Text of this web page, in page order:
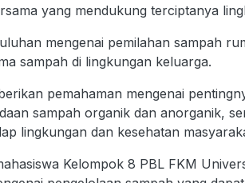
yang mendukung terciptanya
mengenai pemilahan sampah
sampah di lingkungan keluarga.
pemahaman mengenai
sampah organik dan anorganik,
lingkungan dan kesehatan
Kelompok 8 PBL FKM